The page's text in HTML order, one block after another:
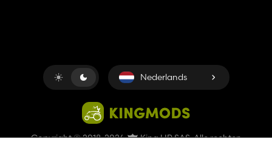
Copyright © 2018-2026 King UP SAS. Alle rechten
Nederlands